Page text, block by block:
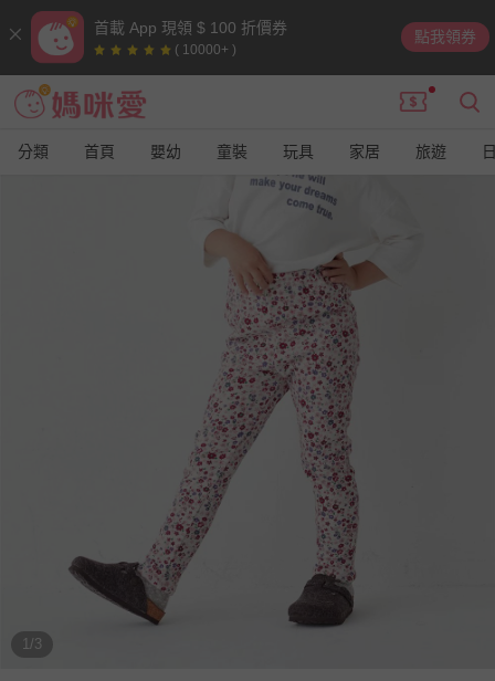
首載 App 現領 $ 100 折價券
( 10000+ )
點我領券
分類 首頁 嬰幼 童裝 玩具 家居 旅遊
1/3